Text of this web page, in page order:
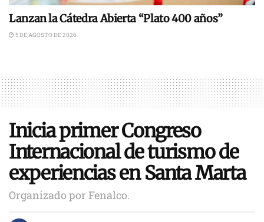
Lanzan la Cátedra Abierta “Plato 400 años”
5 DE AGOSTO DE 2026
Inicia primer Congreso
Internacional de turismo de
experiencias en Santa Marta
Organizado por Fenalco.